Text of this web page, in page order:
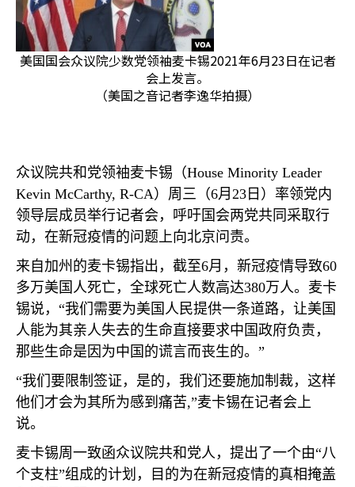
美国国会众议院少数党领袖麦卡锡2021年6月23日在记者
会上发言。
（美国之音记者李逸华拍摄）
众议院共和党领袖麦卡锡（House Minority Leader
Kevin McCarthy, R-CA）周三（6月 23 日）率领党内
领导层成员举行记者会，呼吁国会两党共同采取行
动，在新冠疫情的问题上向北京问责。
来自加州的麦卡锡指出，截至6月，新冠疫情导致60
多万美国人死亡，全球死亡人数高达380万人。麦卡
锡说，“我们需要为美国人民提供一条道路，让美国
人能为其亲人失去的生命直接要求中国政府负责，
那些生命是因为中国的谎言而丧生的。”
“我们要限制签证，是的，我们还要施加制裁，这样
他们才会为其所为感到痛苦,”麦卡锡在记者会上
说。
麦卡锡周一致函众议院共和党人，提出了一个由“八
个支柱”组成的计划，目的为在新冠疫情的真相掩盖